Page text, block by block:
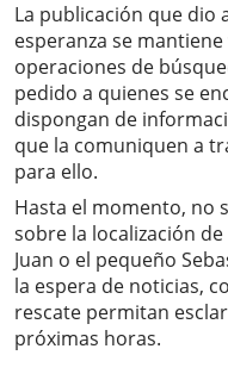
La publicación que dio
esperanza se
operaciones de
pedido a quienes se
dispongan de
que la comuniquen a
para ello.
Hasta el momento, no
sobre la localización
Juan o el pequeño
la espera de noticias,
rescate permitan
próximas horas.